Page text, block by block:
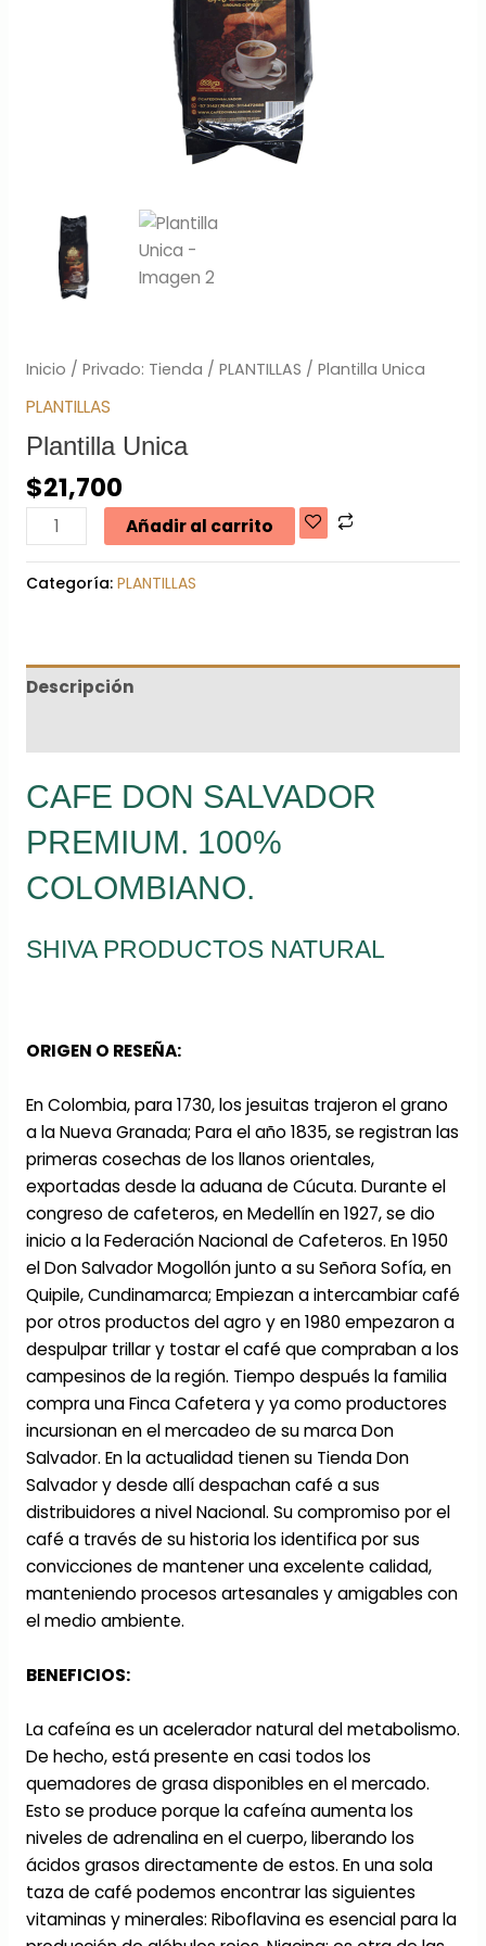
Inicio / Privado: Tienda / PLANTILLAS / Plantilla Unica
PLANTILLAS
Plantilla Unica
$21,700
Añadir al carrito
Categoría: PLANTILLAS
Descripción
CAFE DON SALVADOR
PREMIUM. 100%
COLOMBIANO.
SHIVA PRODUCTOS NATURAL
ORIGEN O RESEÑA:
En Colombia, para 1730, los jesuitas trajeron el grano
a la Nueva Granada; Para el año 1835, se registran las
primeras cosechas de los llanos orientales,
exportadas desde la aduana de Cúcuta. Durante el
congreso de cafeteros, en Medellín en 1927, se dio
inicio a la Federación Nacional de Cafeteros. En 1950
el Don Salvador Mogollón junto a su Señora Sofía, en
Quipile, Cundinamarca; Empiezan a intercambiar café
por otros productos del agro y en 1980 empezaron a
despulpar trillar y tostar el café que compraban a los
campesinos de la región. Tiempo después la familia
compra una Finca Cafetera y ya como productores
incursionan en el mercadeo de su marca Don
Salvador. En la actualidad tienen su Tienda Don
Salvador y desde allí despachan café a sus
distribuidores a nivel Nacional. Su compromiso por el
café a través de su historia los identifica por sus
convicciones de mantener una excelente calidad,
manteniendo procesos artesanales y amigables con
el medio ambiente.
BENEFICIOS:
La cafeína es un acelerador natural del metabolismo.
De hecho, está presente en casi todos los
quemadores de grasa disponibles en el mercado.
Esto se produce porque la cafeína aumenta los
niveles de adrenalina en el cuerpo, liberando los
ácidos grasos directamente de estos. En una sola
taza de café podemos encontrar las siguientes
vitaminas y minerales: Riboflavina es esencial para la